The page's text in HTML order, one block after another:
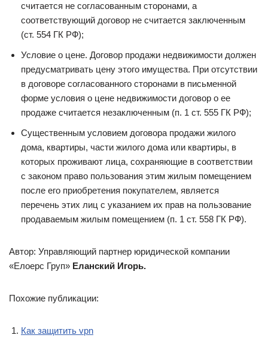
считается не согласованным сторонами, а
соответствующий договор не считается заключенным
(ст. 554 ГК РФ);
Условие о цене. Договор продажи недвижимости должен
предусматривать цену этого имущества. При отсутствии
в договоре согласованного сторонами в письменной
форме условия о цене недвижимости договор о ее
продаже считается незаключенным (п. 1 ст. 555 ГК РФ);
Существенным условием договора продажи жилого
дома, квартиры, части жилого дома или квартиры, в
которых проживают лица, сохраняющие в соответствии
с законом право пользования этим жилым помещением
после его приобретения покупателем, является
перечень этих лиц с указанием их прав на пользование
продаваемым жилым помещением (п. 1 ст. 558 ГК РФ).
Автор: Управляющий партнер юридической компании
«Елоерс Груп» Еланский Игорь.
Похожие публикации:
Как защитить vpn